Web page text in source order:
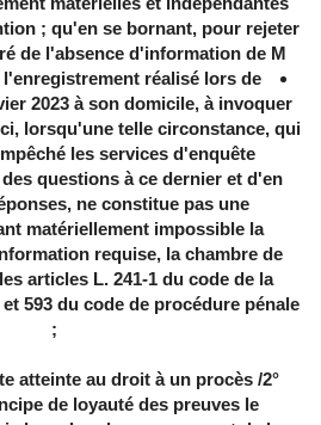
; qu'en se bornant, pour rejeter
de l'absence d'information de M.
réalisé lors de
2023 à son domicile, à invoquer
lorsqu'une telle circonstance, qui
les services d'enquête
questions à ce dernier et d'en
ne constitue pas une
matériellement impossible la
requise, la chambre de
articles L. 241-1 du code de la
593 du code de procédure pénale
;
atteinte au droit à un procès
de loyauté des preuves le